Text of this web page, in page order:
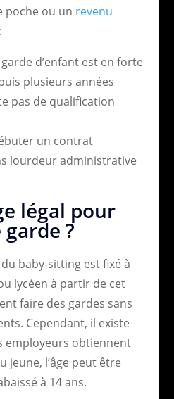
poche ou un revenu
d’enfant est en forte
plusieurs années
pas de qualification
un contrat
lourdeur administrative
légal pour
?
baby-sitting est fixé à
lycéen à partir de cet
faire des gardes sans
Cependant, il existe
employeurs obtiennent
jeune, l’âge peut être
à 14 ans.